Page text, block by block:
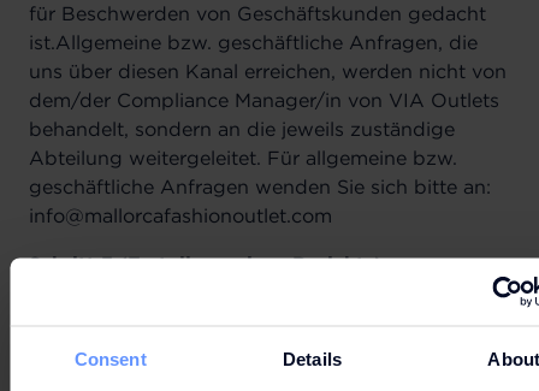
Consent Details About
für Beschwerden von Geschäftskunden gedacht
ist.Allgemeine bzw. geschäftliche Anfragen, die
uns über diesen Kanal erreichen, werden nicht von
dem/der Compliance Manager/in von VIA Outlets
behandelt, sondern an die jeweils zuständige
Abteilung weitergeleitet. Für allgemeine bzw.
geschäftliche Anfragen wenden Sie sich bitte an:
info@mallorcafashionoutlet.com
Schritt 3 (Erstellung eines Berichts)
dem/der Compliance Manager/in und dem/der